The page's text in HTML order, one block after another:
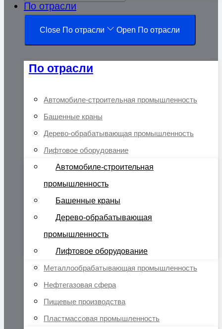
По отрасли
Close По отрасли Open По отрасли
По отрасли
Автомобиле-строительная промышленность
Башенные краны
Дерево-обрабатывающая промышленность
Лифтовое оборудование
Автомобиле-строительная
промышленность
Башенные краны
Дерево-обрабатывающая
промышленность
Лифтовое оборудование
Металлообрабатывающая промышленность
Нефтегазовая сфера
Пищевые производства
Пластмассовая промышленность